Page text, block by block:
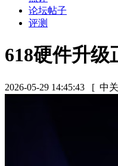
论坛帖子
评测
618硬件升
2026-05-29 14:45:43 [ 中